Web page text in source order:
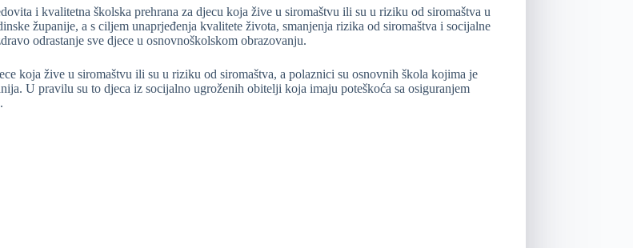
i kvalitetna školska prehrana za djecu koja žive u siromaštvu ili su u riziku od siromaštva u
županije, a s ciljem unaprjeđenja kvalitete života, smanjenja rizika od siromaštva i socijalne
odrastanje sve djece u osnovnoškolskom obrazovanju.
koja žive u siromaštvu ili su u riziku od siromaštva, a polaznici su osnovnih škola kojima je
U pravilu su to djeca iz socijalno ugroženih obitelji koja imaju poteškoća sa osiguranjem